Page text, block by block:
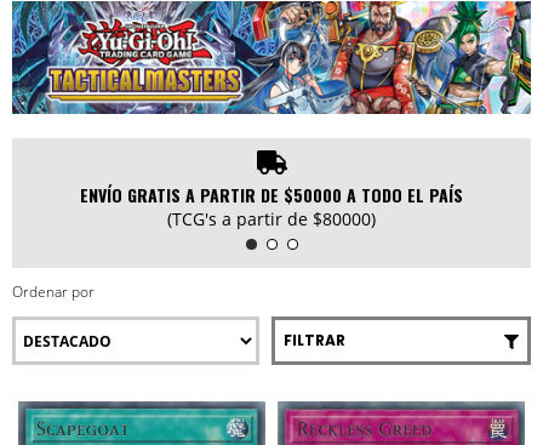
ENVÍO GRATIS A PARTIR DE $50000 A TODO EL PAÍS
(TCG's a partir de $80000)
Ordenar por
FILTRAR